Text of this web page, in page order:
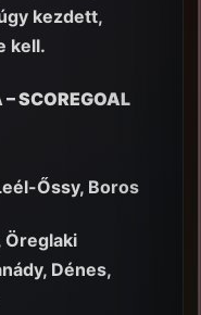
kezdett,
kell.
SCOREGOAL
Őssy, Boros
Öreglaki
Dénes,